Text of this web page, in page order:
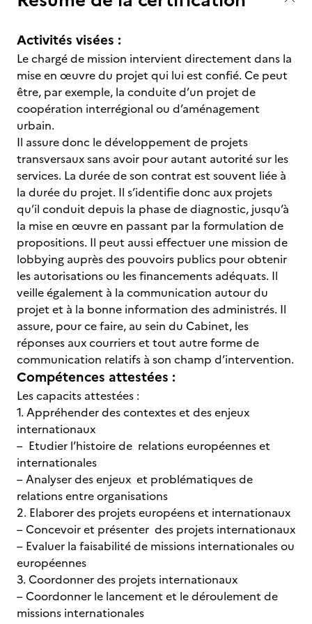
Activités visées :
Le chargé de mission intervient directement dans la
mise en œuvre du projet qui lui est confié. Ce peut
être, par exemple, la conduite d’un projet de
coopération interrégional ou d’aménagement
urbain.
Il assure donc le développement de projets
transversaux sans avoir pour autant autorité sur les
services. La durée de son contrat est souvent liée à
la durée du projet. Il s’identifie donc aux projets
qu’il conduit depuis la phase de diagnostic, jusqu’à
la mise en œuvre en passant par la formulation de
propositions. Il peut aussi effectuer une mission de
lobbying auprès des pouvoirs publics pour obtenir
les autorisations ou les financements adéquats. Il
veille également à la communication autour du
projet et à la bonne information des administrés. Il
assure, pour ce faire, au sein du Cabinet, les
réponses aux courriers et tout autre forme de
communication relatifs à son champ d’intervention.
Compétences attestées :
Les capacits attestées :
1. Appréhender des contextes et des enjeux
internationaux
– Etudier l’histoire de relations européennes et
internationales
– Analyser des enjeux et problématiques de
relations entre organisations
2. Elaborer des projets européens et internationaux
– Concevoir et présenter des projets internationaux
– Evaluer la faisabilité de missions internationales ou
européennes
3. Coordonner des projets internationaux
– Coordonner le lancement et le déroulement de
missions internationales